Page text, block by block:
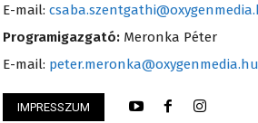
E-mail:
Programigazgató: Meronka Péter
E-mail: peter.meronka@oxygenmedia.hu
IMPRESSZUM